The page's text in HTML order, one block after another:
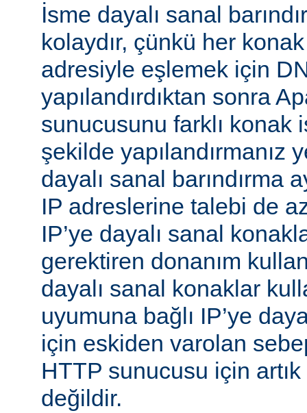
İsme dayalı sanal
kolaydır, çünkü her
adresiyle eşlemek için
yapılandırdıktan sonra
sunucusunu farklı konak
şekilde yapılandırmanız
dayalı sanal barındırma
IP adreslerine talebi de
IP’ye dayalı sanal
gerektiren donanım
dayalı sanal konaklar
uyumuna bağlı IP’ye
için eskiden varolan
HTTP sunucusu için
değildir.